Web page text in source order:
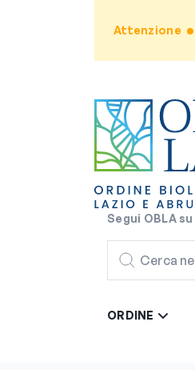
Attenzione
Segui OBLA su
CERCA
ORDINE